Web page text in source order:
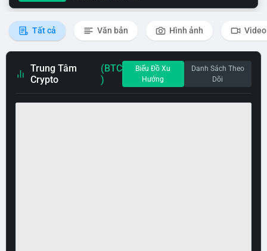
Tất cả Văn bản Hình ảnh Video
Trung Tâm
Crypto
(BTC
)
Biểu Đồ Xu
Hướng
Danh Sách Theo
Dõi